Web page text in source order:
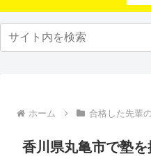
ホーム 合格した先輩
香川県丸亀市で塾